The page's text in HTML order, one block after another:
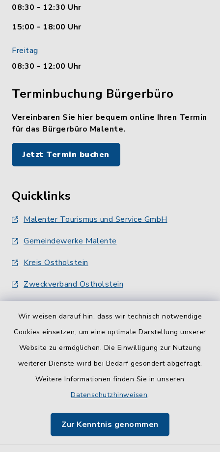
Wir weisen darauf hin, dass wir technisch notwendige
Cookies einsetzen, um eine optimale Darstellung unserer
Website zu ermöglichen. Die Einwilligung zur Nutzung
weiterer Dienste wird bei Bedarf gesondert abgefragt.
Weitere Informationen finden Sie in unseren
Datenschutzhinweisen.
Zur Kenntnis genommen
08:30 - 12:30 Uhr
15:00 - 18:00 Uhr
Freitag
08:30 - 12:00 Uhr
Terminbuchung Bürgerbüro
Vereinbaren Sie hier bequem online Ihren Termin
für das Bürgerbüro Malente.
Jetzt Termin buchen
Quicklinks
Malenter Tourismus und Service GmbH
Gemeindewerke Malente
Kreis Ostholstein
Zweckverband Ostholstein
Barrierefreiheit
Impressum